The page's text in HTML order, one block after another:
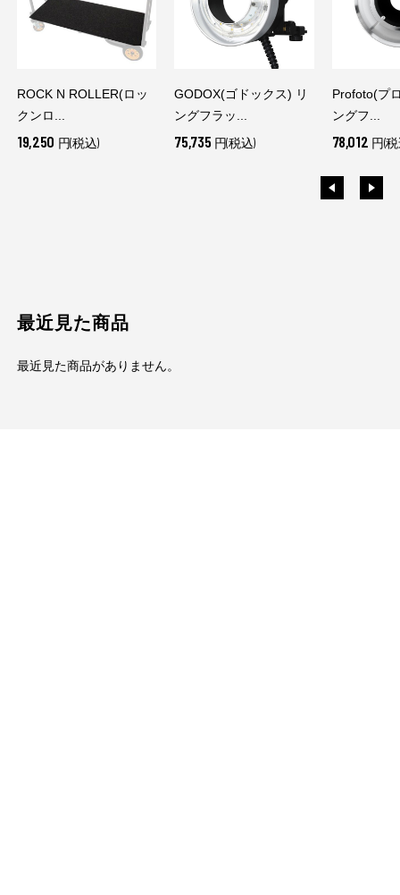
ROCK N ROLLER(ロッ
クンロ...
19,250 円(税込)
GODOX(ゴドックス) リ
ングフラッ...
75,735 円(税込)
Profoto(プ
ングフ...
78,012 円(
最近見た商品
最近見た商品がありません。